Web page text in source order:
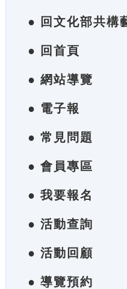
● 回文化部共構
● 回首頁
● 網站導覽
● 電子報
● 常見問題
● 會員專區
● 我要報名
● 活動查詢
● 活動回顧
● 導覽預約